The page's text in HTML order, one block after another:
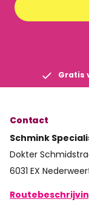
Gratis
Contact
Schmink
Dokter
6031 EX